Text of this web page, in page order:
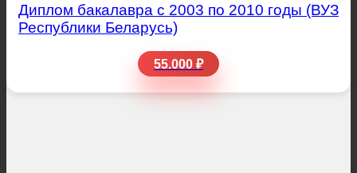
Диплом бакалавра с 2003 по 2010 годы (ВУЗ
Республики Беларусь)
55.000 ₽